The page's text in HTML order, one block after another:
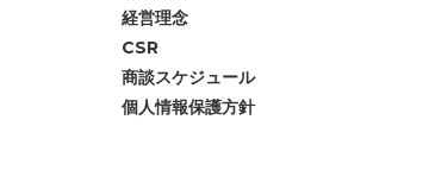
経営理念
CSR
商談スケジュール
個人情報保護方針